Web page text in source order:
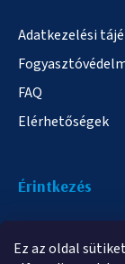
Ez az oldal
Adatkezelési
FAQ
Elérhetőségek
Érintkezés